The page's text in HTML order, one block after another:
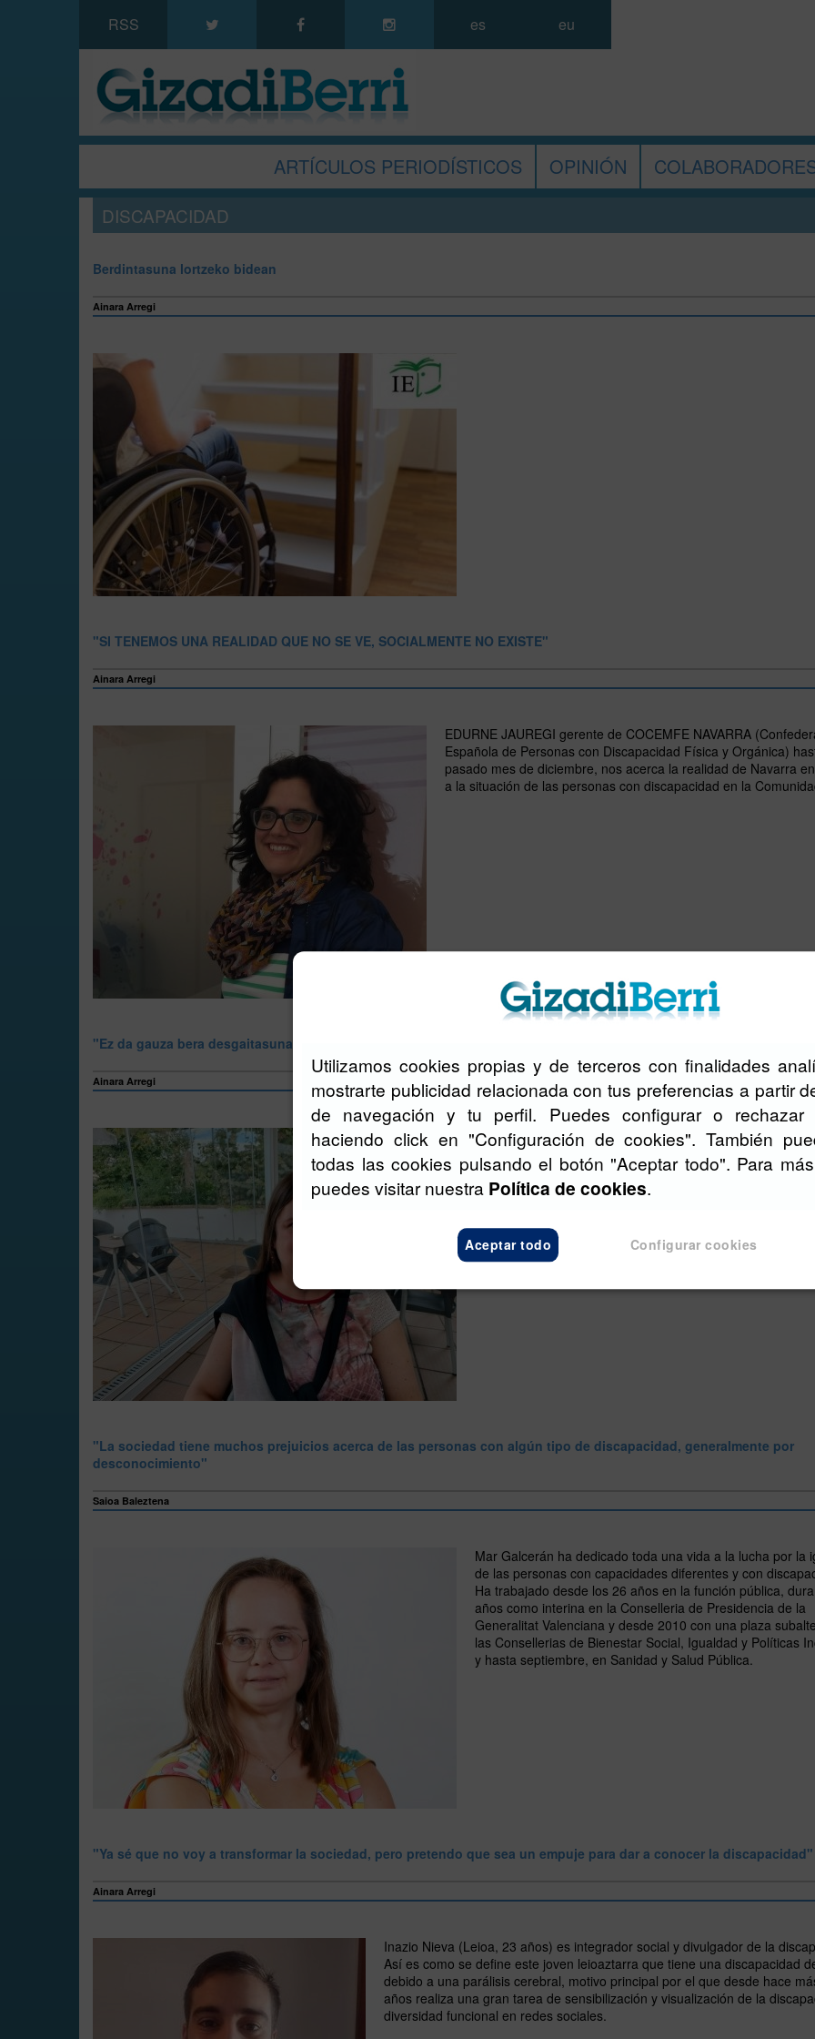
RSS es eu
ARTÍCULOS PERIODÍSTICOS OPINIÓN
DISCAPACIDAD
Berdintasuna lortzeko bidean
Ainara Arregi
"SI TENEMOS UNA REALIDAD QUE NO SE VE, SOCIALMENTE NO EXISTE"
Ainara Arregi
EDURNE JAUREGI gerente de COCEMFE NAVARRA
Española de Personas con Discapacidad Física y Orgánica)
pasado mes de diciembre, nos acerca la realidad de Navarra
a la situación de las personas con discapacidad en la
"Ez da gauza bera desgaitasunarekin jaiotzea, edota bat-batean desgaitasuna duzula ohartzea"
Ainara Arregi
24 urte zituela auto-istripu larria izan zuen Ainhoa
ondorioz, hartutako kalte zerebrala dauka. Egoera horrek
bultzaturik, "Ganas de vivir" liburua idatzi zuen 2022an,
hauetan bizimodua nola aldatu zaion jasotzen duena.
"La sociedad tiene muchos prejuicios acerca de las personas con algún tipo de discapacidad, generalmente por
desconocimiento"
Saioa Baleztena
Mar Galcerán ha dedicado toda una vida a la lucha por la
de las personas con capacidades diferentes y con
Ha trabajado desde los 26 años en la función pública,
años como interina en la Conselleria de Presidencia de la
Generalitat Valenciana y desde 2010 con una plaza
las Consellerias de Bienestar Social, Igualdad y Políticas
y hasta septiembre, en Sanidad y Salud Pública.
"Ya sé que no voy a transformar la sociedad, pero pretendo que sea un empuje para dar a conocer la discapacidad"
Ainara Arregi
Inazio Nieva (Leioa, 23 años) es integrador social y divulgador de la
Así es como se define este joven leioaztarra que tiene una discapacidad
debido a una parálisis cerebral, motivo principal por el que desde hace
años realiza una gran tarea de sensibilización y visualización de la
diversidad funcional en redes sociales.
Utilizamos cookies propias y de terceros con finalidades
mostrarte publicidad relacionada con tus preferencias a partir
de navegación y tu perfil. Puedes configurar o rechazar
haciendo click en "Configuración de cookies". También
todas las cookies pulsando el botón "Aceptar todo". Para
puedes visitar nuestra Política de cookies.
Aceptar todo Configurar cookies